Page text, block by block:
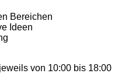
Bereichen
Ideen
von 10:00 bis 18:00